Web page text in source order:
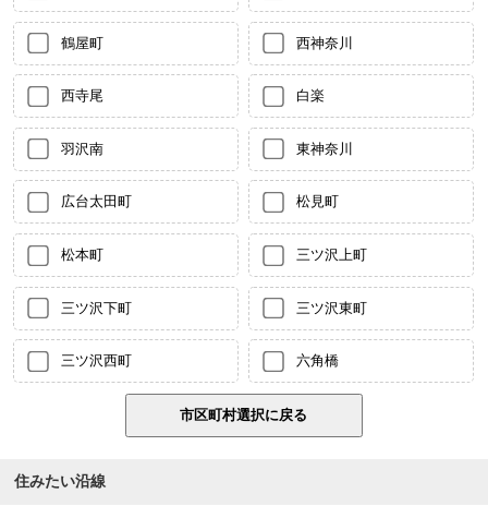
鶴屋町 西神奈川
西寺尾 白楽
羽沢南 東神奈川
広台太田町 松見町
松本町 三ツ沢上町
三ツ沢下町 三ツ沢東町
三ツ沢西町 六角橋
住みたい沿線